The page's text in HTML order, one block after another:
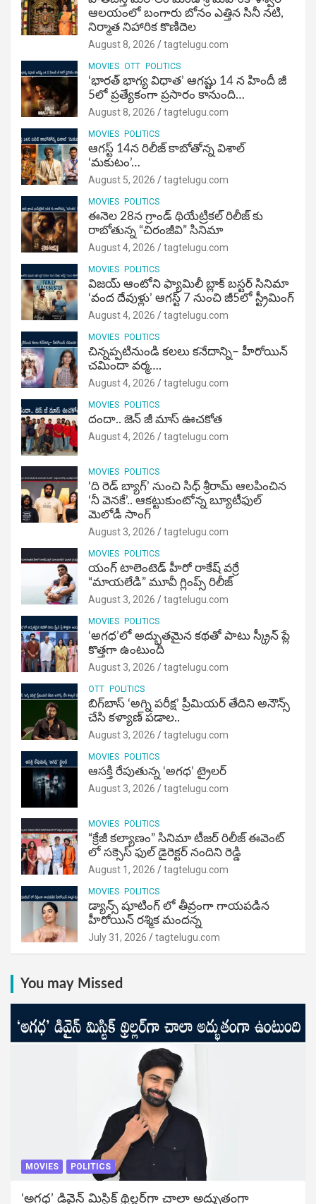
ఆలయంలో బంగారు బోనం ఎత్తిన సినీ నటి,
నిర్మాత నిహారిక కొణిదెల
August 8, 2026 tagtelugu.com
MOVIES OTT POLITICS
‘భారత్ భాగ్య విధాత’ ఆగష్టు 14 న హిందీ జీ
5లో ప్రత్యేకంగా ప్రసారం కానుంది…
August 8, 2026 tagtelugu.com
MOVIES POLITICS
ఆగస్ట్ 14న రిలీజ్ కాబోతోన్న విశాల్
‘మకుటం’…
August 5, 2026 tagtelugu.com
MOVIES POLITICS
ఈనెల 28న గ్రాండ్ థియేట్రికల్ రిలీజ్ కు
రాబోతున్న “చిరంజీవి” సినిమా
August 4, 2026 tagtelugu.com
MOVIES POLITICS
విజ‌య్ ఆంటోని ఫ్యామిలీ బ్లాక్ బ‌స్ట‌ర్‌ సినిమా
‘వంద దేవుళ్లు’ ఆగస్ట్ 7 నుంచి జీ5లో స్ట్రీమింగ్
August 4, 2026 tagtelugu.com
MOVIES POLITICS
చిన్నప్పటినుండి కలలు కనేదాన్ని– హీరోయిన్‌
చమిందా వర్మ….
August 4, 2026 tagtelugu.com
MOVIES POLITICS
దందా.. జెన్ జీ మాస్ ఊచకోత
August 4, 2026 tagtelugu.com
MOVIES POLITICS
‘ది రెడ్ బ్యాగ్’ నుంచి సిధ్ శ్రీరామ్ ఆలపించిన
‘నీ వెనకే’.. ఆకట్టుకుంటోన్న బ్యూటీఫుల్
మెలోడీ సాంగ్
August 3, 2026 tagtelugu.com
MOVIES POLITICS
యంగ్ టాలెంటెడ్ హీరో రాకేష్ వర్రే
“మాయలేడి” మూవీ గ్లింప్స్ రిలీజ్
August 3, 2026 tagtelugu.com
MOVIES POLITICS
‘అగధ’లో అద్భుతమైన కథతో పాటు స్క్రీన్ ప్లే
కొత్తగా ఉంటుంది
August 3, 2026 tagtelugu.com
OTT POLITICS
బిగ్‌బాస్ ‘అగ్ని ప‌రీక్ష‌’ ప్రీమియర్ తేదిని అనౌన్స్
చేసి కళ్యాణ్ పడాల..
August 3, 2026 tagtelugu.com
MOVIES POLITICS
ఆసక్తి రేపుతున్న ‘అగధ’ ట్రైలర్
August 3, 2026 tagtelugu.com
MOVIES POLITICS
“క్రేజీ కల్యాణం” సినిమా టీజర్ రిలీజ్ ఈవెంట్
లో సక్సెస్ ఫుల్ డైరెక్టర్ నందిని రెడ్డి
August 1, 2026 tagtelugu.com
MOVIES POLITICS
డ్యాన్స్ షూటింగ్ లో తీవ్రంగా గాయపడిన
హీరోయిన్ రశ్మిక మందన్న
July 31, 2026 tagtelugu.com
You may Missed
MOVIES POLITICS
‘అగధ’ డివైన్ మిస్టిక్ థ్రిల్లర్‌గా చాలా అద్భుతంగా